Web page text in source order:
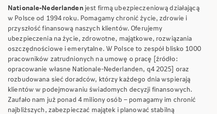
Nationale-Nederlanden jest firmą ubezpieczeniową działającą
w Polsce od 1994 roku. Pomagamy chronić życie, zdrowie i
przyszłość finansową naszych klientów. Oferujemy
ubezpieczenia na życie, zdrowotne, majątkowe, rozwiązania
oszczędnościowe i emerytalne. W Polsce to zespół blisko 1000
pracowników zatrudnionych na umowę o pracę [źródło:
opracowanie własne Nationale-Nederlanden, q4 2025] oraz
rozbudowana sieć doradców, którzy każdego dnia wspierają
klientów w podejmowaniu świadomych decyzji finansowych.
Zaufało nam już ponad 4 miliony osób – pomagamy im chronić
najbliższych, zabezpieczać majątek i planować stabilną